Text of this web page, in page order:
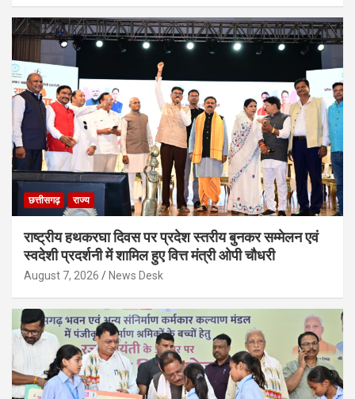
छत्तीसगढ़ राज्य
राष्ट्रीय हथकरघा दिवस पर प्रदेश स्तरीय बुनकर सम्मेलन एवं
स्वदेशी प्रदर्शनी में शामिल हुए वित्त मंत्री ओपी चौधरी
August 7, 2026 News Desk